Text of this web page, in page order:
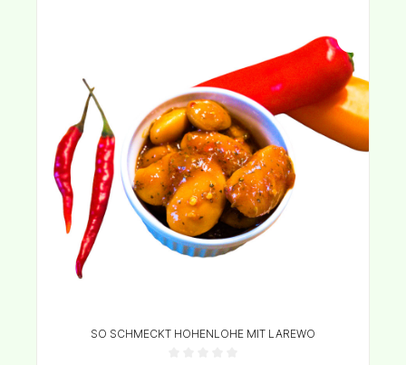
SO SCHMECKT HOHENLOHE MIT LAREWO